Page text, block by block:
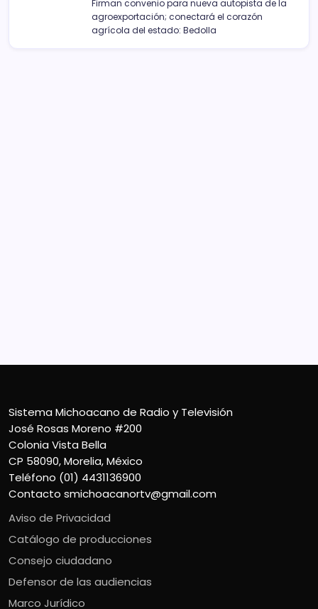
Firman convenio para nueva autopista de la
agroexportación; conectará el corazón
agrícola del estado: Bedolla
Sistema Michoacano de Radio y Televisión
José Rosas Moreno #200
Colonia Vista Bella
CP 58090, Morelia, México
Teléfono (01) 4431136900
Contacto smichoacanortv@gmail.com
Aviso de Privacidad
Catálogo de producciones
Consejo ciudadano
Defensor de las audiencias
Marco Jurídico